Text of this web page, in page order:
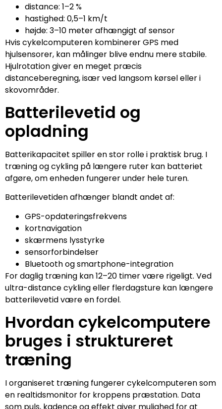
distance: 1–2 %
hastighed: 0,5–1 km/t
højde: 3–10 meter afhængigt af sensor
Hvis cykelcomputeren kombinerer GPS med
hjulsensorer, kan målinger blive endnu mere stabile.
Hjulrotation giver en meget præcis
distanceberegning, især ved langsom kørsel eller i
skovområder.
Batterilevetid og
opladning
Batterikapacitet spiller en stor rolle i praktisk brug. I
træning og cykling på længere ruter kan batteriet
afgøre, om enheden fungerer under hele turen.
Batterilevetiden afhænger blandt andet af:
GPS-opdateringsfrekvens
kortnavigation
skærmens lysstyrke
sensorforbindelser
Bluetooth og smartphone-integration
For daglig træning kan 12–20 timer være rigeligt. Ved
ultra-distance cykling eller flerdagsture kan længere
batterilevetid være en fordel.
Hvordan cykelcomputere
bruges i struktureret
træning
I organiseret træning fungerer cykelcomputeren som
en realtidsmonitor for kroppens præstation. Data